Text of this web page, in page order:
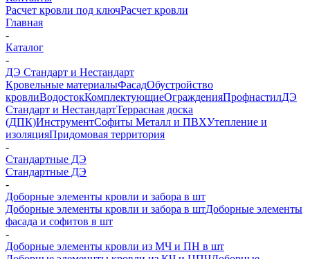
Расчет кровли под ключРасчет кровли
Главная
-
Каталог
-
ДЭ Стандарт и Нестандарт
Кровельные материалыФасадОбустройство
кровлиВодостокКомплектующиеОгражденияПрофнастилДЭ
Стандарт и НестандартТеррасная доска
(ДПК)ИнструментСофиты Металл и ПВХУтепление и
изоляцияПридомовая территория
-
Стандартные ДЭ
Стандартные ДЭ
-
Доборные элементы кровли и забора в шт
Доборные элементы кровли и забора в штДоборные элементы
фасада и софитов в шт
-
Доборные элементы кровли из МЧ и ПН в шт